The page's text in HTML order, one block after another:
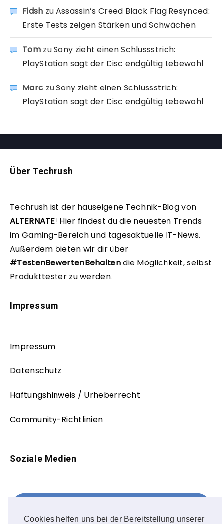
Cookies helfen uns bei der Bereitstellung unserer
Fidsh zu Assassin’s Creed Black Flag Resynced:
Erste Tests zeigen Stärken und Schwächen
TomzuSony zieht einen Schlussstrich:
PlayStation sagt der Disc endgültig Lebewohl
Marc zuSony zieht einen Schlussstrich:
PlayStation sagt der Disc endgültig Lebewohl
Über Techrush
Techrush ist der hauseigene Technik-Blog von
ALTERNATE! Hier findest du die neuesten Trends
im Gaming-Bereich und tagesaktuelle IT-News.
Außerdem bieten wir dir über
#TestenBewertenBehaltendie Möglichkeit, selbst
Produkttester zu werden.
Impressum
Impressum
Datenschutz
Haftungshinweis / Urheberrecht
Community-Richtlinien
Soziale Medien
FOLLOW ME!